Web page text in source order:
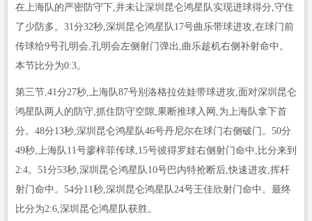
在上海队的严密防守下,并未让深圳昆仑鸿星队实现进球得分,守住
了少防多。31分32秒,深圳昆仑鸿星队17号曲乐带球进攻,在球门前
传球给9号孔明会,孔明会左侧射门弹出,曲乐趁机右侧补射命中。
本节比分为0:3。
第三节,41分27秒,上海队87号别洛格拉佐娃带球进攻,面对深圳昆仑
鸿星队两人的防守,抓住防守空隙,果断推球入网,为上海队拿下首
分。48分13秒,深圳昆仑鸿星队46号丹尼尔在球门右侧破门。50分
49秒,上海队11号廖梓菲传球,15号彼得罗娃右侧射门命中,比分来到
2:4。51分53秒,深圳昆仑鸿星队10号巴内特抢断后,快速进攻,挥杆
射门命中。54分11秒,深圳昆仑鸿星队24号王佳欣射门命中。最终
比分为2:6,深圳昆仑鸿星队获胜。